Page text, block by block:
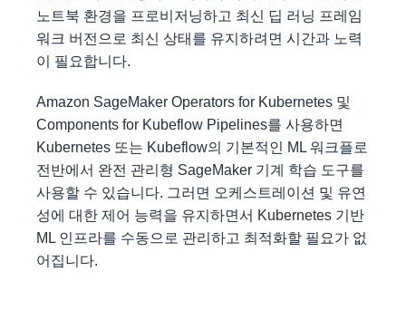
노트북 환경을 프로비저닝하고 최신 딥 러닝 프레임
워크 버전으로 최신 상태를 유지하려면 시간과 노력
이 필요합니다.
Amazon SageMaker Operators for Kubernetes 및
Components for Kubeflow Pipelines를 사용하면
Kubernetes 또는 Kubeflow의 기본적인 ML 워크플로
전반에서 완전 관리형 SageMaker 기계 학습 도구를
사용할 수 있습니다. 그러면 오케스트레이션 및 유연
성에 대한 제어 능력을 유지하면서 Kubernetes 기반
ML 인프라를 수동으로 관리하고 최적화할 필요가 없
어집니다.